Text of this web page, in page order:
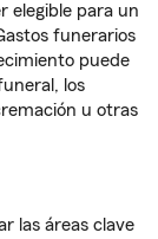
elegible para un
funerarios
puede
los
u otras
las áreas clave